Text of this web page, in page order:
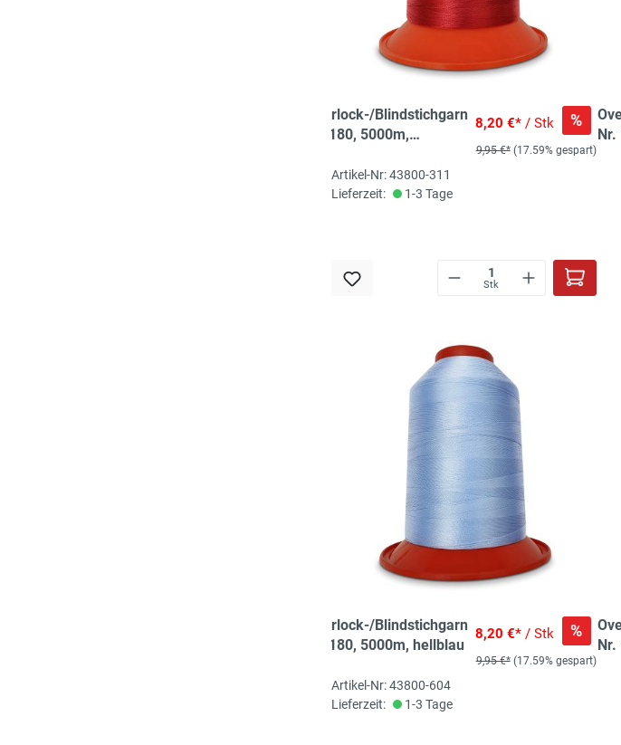
Overlock-/Blindstichgarn
Nr. 180, 5000m,
8,20 €*/ Stk %
9,95 €* (17.59% gespart)
Artikel-Nr: 43800-311
Lieferzeit:
1-3 Tage
Stk
Overlock-/Blindstichgarn
Nr. 180, 5000m, hellblau
8,20 €*/ Stk %
9,95 €* (17.59% gespart)
Artikel-Nr: 43800-604
Lieferzeit:
1-3 Tage